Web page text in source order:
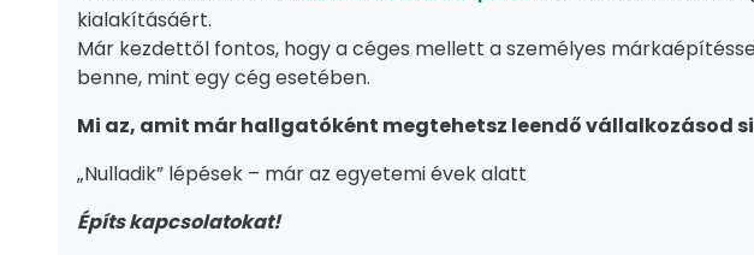
kialakításáért.
Már kezdettől fontos, hogy a céges mellett a személyes
benne, mint egy cég esetében.
Mi az, amit már hallgatóként megtehetsz leendő vállalkozásod
„Nulladik” lépések – már az egyetemi évek alatt
Építs kapcsolatokat!